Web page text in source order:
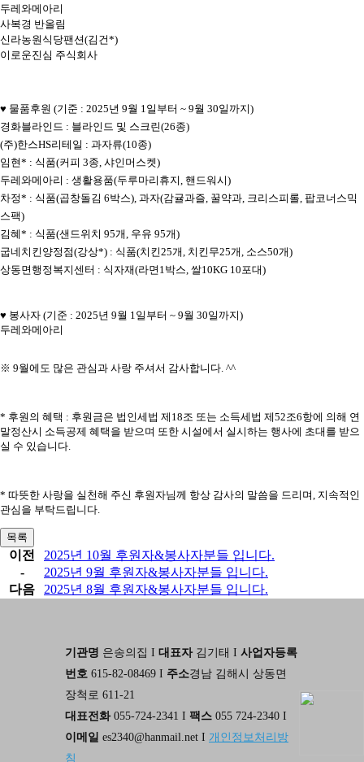
두레와메아리
사복경 반올림
신라농원식당팬션(김건*)
이로운진심 주식회사
♥ 물품후원 (기준 : 2025년 9월 1일부터 ~ 9월 30일까지)
경화블라인드 : 블라인드 및 스크린(26종)
(주)한스HS리테일 : 과자류(10종)
임현* : 식품(커피 3종, 샤인머스켓)
두레와메아리 : 생활용품(두루마리휴지, 핸드워시)
차정* : 식품(곱창돌김 6박스), 과자(감귤과즐, 꿀약과, 크리스피롤, 팝코너스믹
스팩)
김혜* : 식품(샌드위치 95개, 우유 95개)
굽네치킨양정점(강상*) : 식품(치킨25개, 치킨무25개, 소스50개)
상동면행정복지센터 : 식자재(라면1박스, 쌀10KG 10포대)
♥ 봉사자 (기준 : 2025년 9월 1일부터 ~ 9월 30일까지)
두레와메아리
※ 9월에도 많은 관심과 사랑 주셔서 감사합니다 . ^^
* 후원의 혜택 : 후원금은 법인세법 제 18조 또는 소득세법 제52조6항에 의해 연
말정산시 소득공제 혜택을 받으며 또한 시설에서 실시하는 행사에 초대를 받으
실 수 있습니다
* 따뜻한 사랑을 실천해 주신 후원자님께 항상 감사의 말씀을 드리며 지속적인
관심을 부탁드립니다
목록
이전
2025년 10월 후원자&봉사자분들 입니다.
-
2025년 9월 후원자&봉사자분들 입니다.
다음
2025년 8월 후원자&봉사자분들 입니다.
기관명 은송의집 I 대표자김기태 I 사업자등록
번호 615-82-08469 I 주소경남 김해시 상동면
장척로 611-21
대표전화055-724-2341 I 팩스 055 724-2340 I
이메일 es2340@hanmail.net I 개인정보처리방
침